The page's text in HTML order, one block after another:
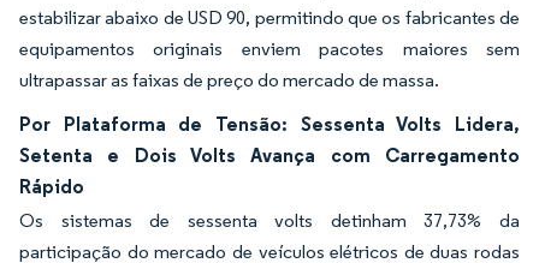
estabilizar abaixo de USD 90, permitindo que os fabricantes de
equipamentos originais enviem pacotes maiores sem
ultrapassar as faixas de preço do mercado de massa.
Por Plataforma de Tensão: Sessenta Volts Lidera,
Setenta e Dois Volts Avança com Carregamento
Rápido
Os sistemas de sessenta volts detinham 37,73% da
participação do mercado de veículos elétricos de duas rodas